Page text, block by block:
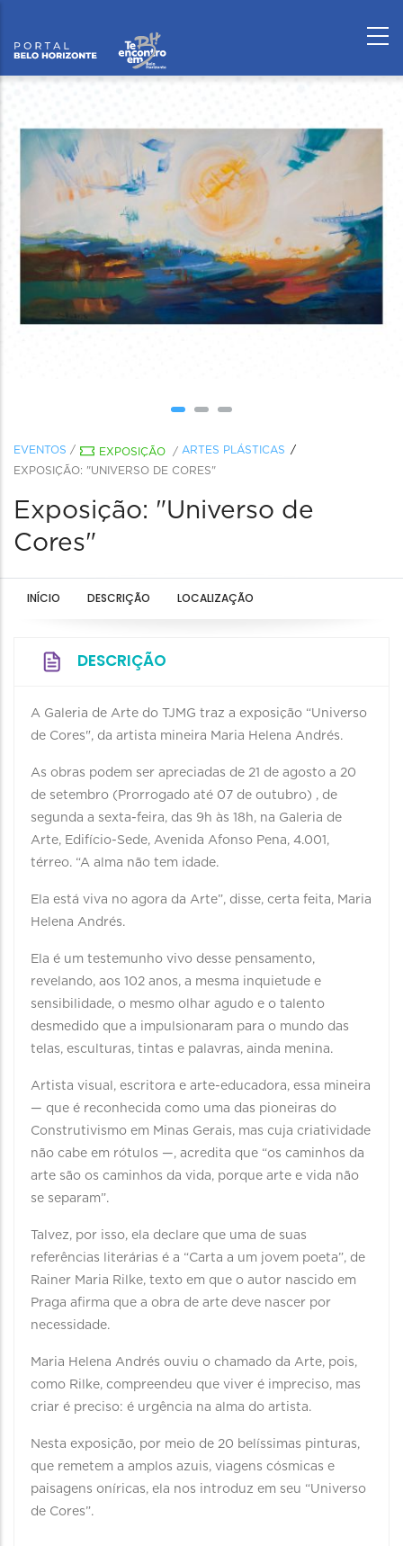
EVENTOS / EXPOSIÇÃO / ARTES PLÁSTICAS
EXPOSIÇÃO: "UNIVERSO DE CORES"
Exposição: "Universo de
Cores"
INÍCIO DESCRIÇÃO LOCALIZAÇÃO
DESCRIÇÃO
A Galeria de Arte do TJMG traz a exposição “Universo
de Cores", da artista mineira Maria Helena Andrés.
As obras podem ser apreciadas de 21 de agosto a 20
de setembro (Prorrogado até 07 de outubro) , de
segunda a sexta-feira, das 9h às 18h, na Galeria de
Arte, Edifício-Sede, Avenida Afonso Pena, 4.001,
térreo. “A alma não tem idade.
Ela está viva no agora da Arte”, disse, certa feita, Maria
Helena Andrés.
Ela é um testemunho vivo desse pensamento,
revelando, aos 102 anos, a mesma inquietude e
sensibilidade, o mesmo olhar agudo e o talento
desmedido que a impulsionaram para o mundo das
telas, esculturas, tintas e palavras, ainda menina.
Artista visual, escritora e arte-educadora, essa mineira
— que é reconhecida como uma das pioneiras do
Construtivismo em Minas Gerais, mas cuja criatividade
não cabe em rótulos —, acredita que “os caminhos da
arte são os caminhos da vida, porque arte e vida não
se separam”.
Talvez, por isso, ela declare que uma de suas
referências literárias é a “Carta a um jovem poeta”, de
Rainer Maria Rilke, texto em que o autor nascido em
Praga afirma que a obra de arte deve nascer por
necessidade.
Maria Helena Andrés ouviu o chamado da Arte, pois,
como Rilke, compreendeu que viver é impreciso, mas
criar é preciso: é urgência na alma do artista.
Nesta exposição, por meio de 20 belíssimas pinturas,
que remetem a amplos azuis, viagens cósmicas e
paisagens oníricas, ela nos introduz em seu “Universo
de Cores”.